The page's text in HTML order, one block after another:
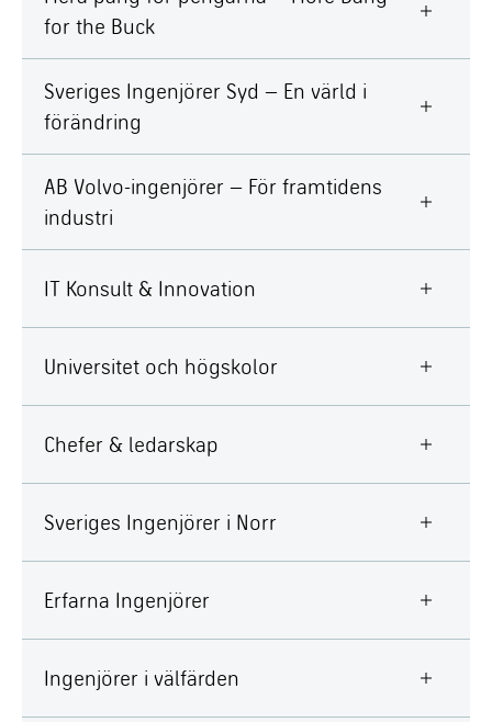
for the Buck
Sveriges Ingenjörer Syd – En värld i
förändring
AB Volvo-ingenjörer – För framtidens
industri
IT Konsult & Innovation
Universitet och högskolor
Chefer & ledarskap
Sveriges Ingenjörer i Norr
Erfarna Ingenjörer
Ingenjörer i välfärden